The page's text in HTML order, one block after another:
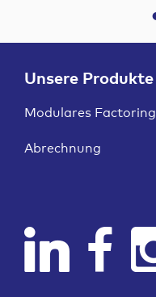
Unsere Produkte
Modulares Factoring
Abrechnung